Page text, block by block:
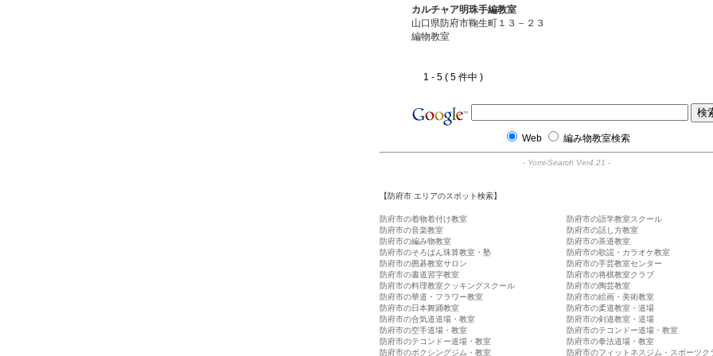
カルチャア明珠手編教室
山口県防府市鞠生町１３－２３
編物教室
1 - 5 ( 5 件中 )
Web 編み物教室検索
- Yomi-Search Ver4.21 -
【防府市 エリアのスポット検索】
防府市の着物着付け教室
防府市の語学教室スクール
防府市の音楽教室
防府市の話し方教室
防府市の編み物教室
防府市の茶道教室
防府市のそろばん珠算教室・塾
防府市の歌謡・カラオケ教室
防府市の囲碁教室サロン
防府市の手芸教室センター
防府市の書道習字教室
防府市の将棋教室クラブ
防府市の料理教室クッキングスクール
防府市の陶芸教室
防府市の華道・フラワー教室
防府市の絵画・美術教室
防府市の日本舞踊教室
防府市の柔道教室・道場
防府市の合気道道場・教室
防府市の剣道教室・道場
防府市の空手道場・教室
防府市のテコンドー道場・教室
防府市のテコンドー道場・教室
防府市の拳法道場・教室
防府市のボクシングジム・教室
防府市のフィットネスジム・スポーツク